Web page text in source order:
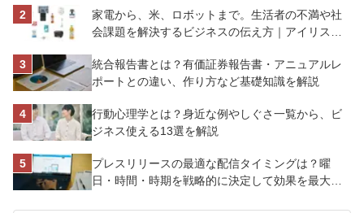
家電から、米、ロボットまで。生活者の不満や社
会課題を解決するビジネスの伝え方｜アイリスオ
統合報告書とは？有価証券報告書・アニュアルレ
ポートとの違い、作り方など基礎知識を解説
行動心理学とは？身近な例やしぐさ一覧から、ビ
ジネス使える13選を解説
プレスリリースの最適な配信タイミングは？曜
日・時間・時期を戦略的に決定して効果を最大化